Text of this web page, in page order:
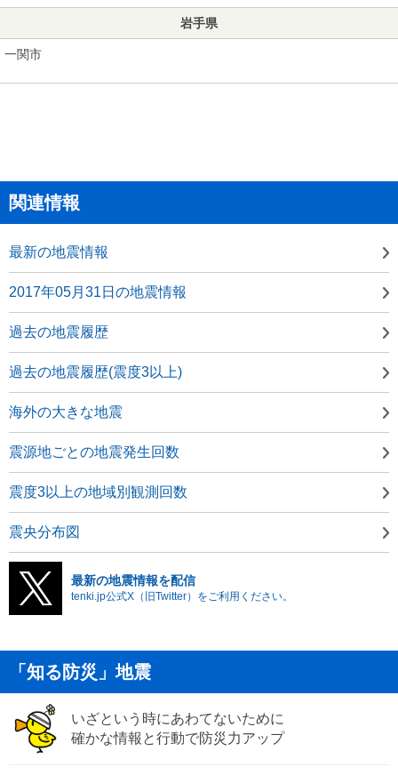
岩手県
一関市
関連情報
最新の地震情報
2017年05月31日の地震情報
過去の地震履歴
過去の地震履歴(震度3以上)
海外の大きな地震
震源地ごとの地震発生回数
震度3以上の地域別観測回数
震央分布図
最新の地震情報を配信
tenki.jp公式X（旧Twitter）をご利用ください。
「知る防災」地震
いざという時にあわてないために
確かな情報と行動で防災力アップ